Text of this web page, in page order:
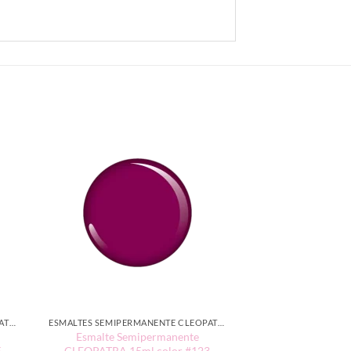
ESMALTES SEMIPERMANENTE CLEOPATRA 15ML ESMALTES SEMIPERMANENTE CLEOPATRA 15ML
Esmalte Semipermanente